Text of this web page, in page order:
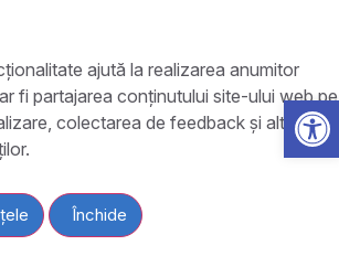
ajută la realizarea anumitor
fi partajarea conținutului site-ului web pe
colectarea de feedback și alte
Închide